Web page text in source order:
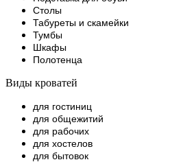
Столы
Табуреты и скамейки
Тумбы
Шкафы
Полотенца
Виды кроватей
для гостиниц
для общежитий
для рабочих
для хостелов
для бытовок